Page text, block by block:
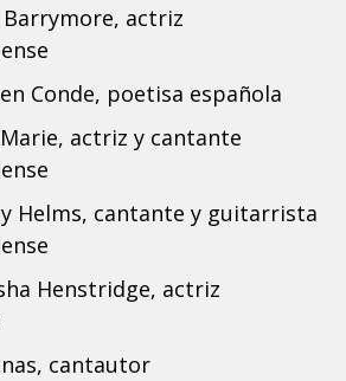
Barrymore, actriz
Conde, poetisa española
Marie, actriz y cantante
Helms, cantante y guitarrista
Henstridge, actriz
cantautor